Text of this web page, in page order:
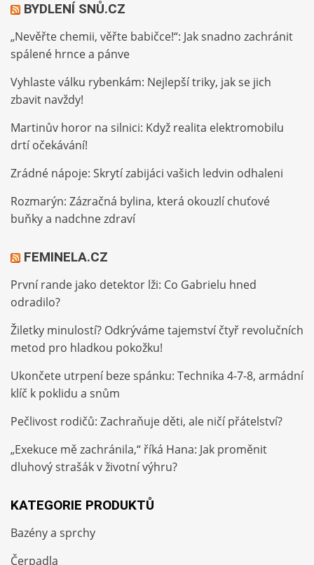
BYDLENÍ SNŮ.CZ
„Nevěřte chemii, věřte babičce!“: Jak snadno zachránit
spálené hrnce a pánve
Vyhlaste válku rybenkám: Nejlepší triky, jak se jich
zbavit navždy!
Martinův horor na silnici: Když realita elektromobilu
drtí očekávání!
Zrádné nápoje: Skrytí zabijáci vašich ledvin odhaleni
Rozmarýn: Zázračná bylina, která okouzlí chuťové
buňky a nadchne zdraví
FEMINELA.CZ
První rande jako detektor lži: Co Gabrielu hned
odradilo?
Žiletky minulostí? Odkrýváme tajemství čtyř revolučních
metod pro hladkou pokožku!
Ukončete utrpení beze spánku: Technika 4-7-8, armádní
klíč k poklidu a snům
Pečlivost rodičů: Zachraňuje děti, ale ničí přátelství?
„Exekuce mě zachránila,“ říká Hana: Jak proměnit
dluhový strašák v životní výhru?
KATEGORIE PRODUKTŮ
Bazény a sprchy
Čerpadla